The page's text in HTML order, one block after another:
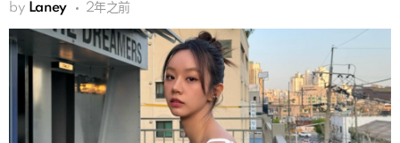
by Laney 2年之前